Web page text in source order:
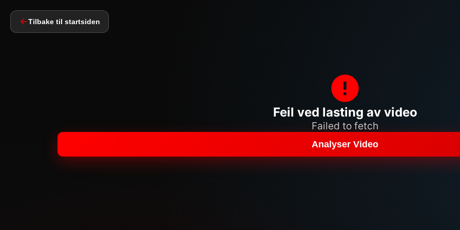
Tilbake til startsiden
Feil ved lasting av video
Failed to fetch
Analyser Video